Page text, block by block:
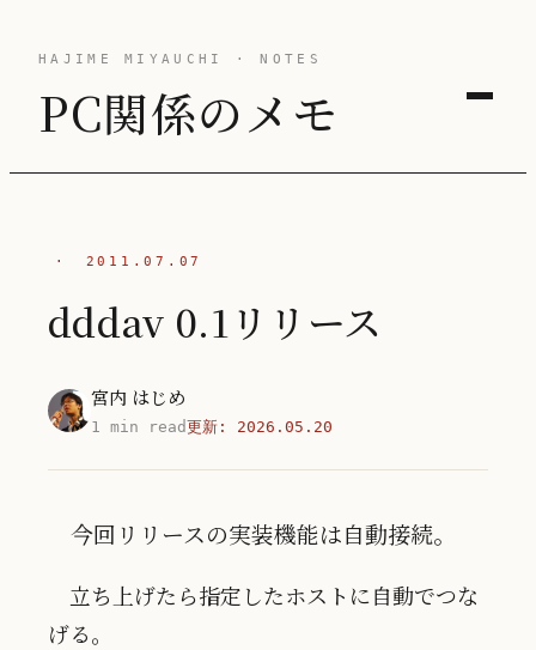
HAJIME MIYAUCHI · NOTES
PC関係のメモ
· 2011.07.07
dddav 0.1リリース
宮内 はじめ
1 min read更新: 2026.05.20
今回リリースの実装機能は自動接続。
立ち上げたら指定したホストに自動でつな
げる。